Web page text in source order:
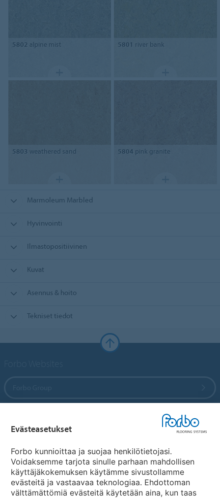
5802 alpine mist 5801 river bank
5803 weathered sand 5804 pink granite
Marmoleum Marbled
Hyvinvointi
Ilmastopositiivinen
Kuvat
Asennus & hoito
Tekniset tiedot
Maakohtaiset sivut
Evästeasetukset
Forbo kunnioittaa ja suojaa henkilötietojasi.
Voidaksemme tarjota sinulle parhaan mahdollisen
käyttäjäkokemuksen käytämme sivustollamme
evästeitä ja vastaavaa teknologiaa. Ehdottoman
välttämättömiä evästeitä käytetään aina, kun taas